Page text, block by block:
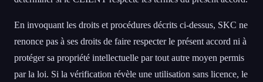
En invoquant les droits et procédures décrits ci-dessus, SKC ne
renonce pas à ses droits de faire respecter le présent accord ni à
protéger sa propriété intellectuelle par tout autre moyen permis
par la loi. Si la vérification révèle une utilisation sans licence, le